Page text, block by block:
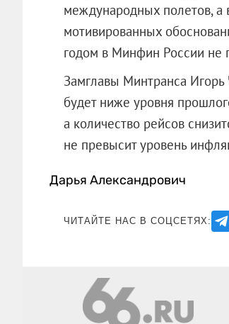
международных полетов, а
мотивированных
годом в Минфин России не
Замглавы Минтранса Игорь
будет ниже уровня
а количество рейсов
не превысит уровень
Дарья Александрович
ЧИТАЙТЕ НАС В СОЦСЕТЯХ: